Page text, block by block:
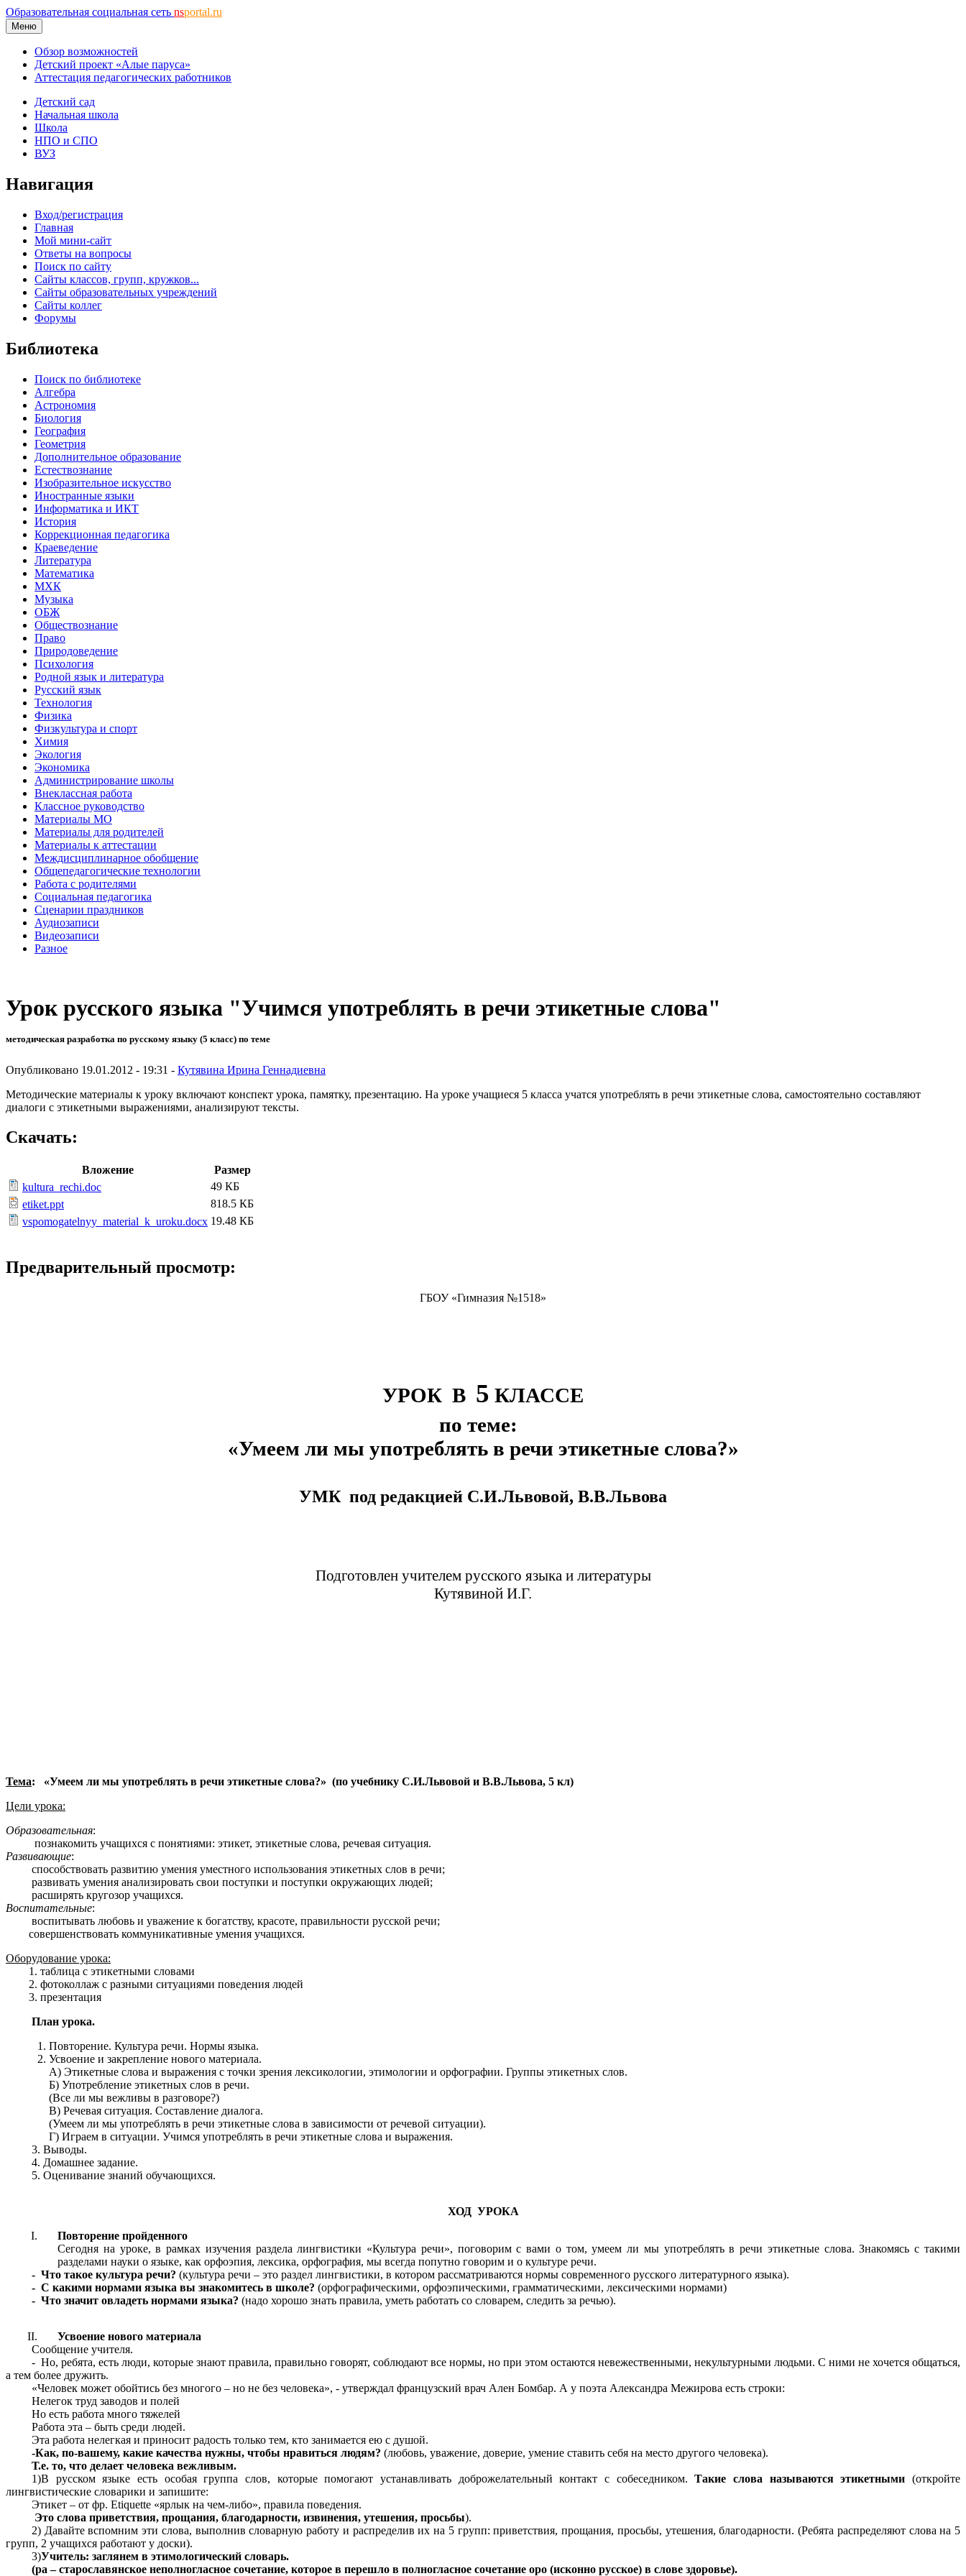
Образовательная социальная сеть nsportal.ru
Меню
Обзор возможностей
Детский проект «Алые паруса»
Аттестация педагогических работников
Детский сад
Начальная школа
Школа
НПО и СПО
ВУЗ
Навигация
Вход/регистрация
Главная
Мой мини-сайт
Ответы на вопросы
Поиск по сайту
Сайты классов, групп, кружков...
Сайты образовательных учреждений
Сайты коллег
Форумы
Библиотека
Поиск по библиотеке
Алгебра
Астрономия
Биология
География
Геометрия
Дополнительное образование
Естествознание
Изобразительное искусство
Иностранные языки
Информатика и ИКТ
История
Коррекционная педагогика
Краеведение
Литература
Математика
МХК
Музыка
ОБЖ
Обществознание
Право
Природоведение
Психология
Родной язык и литература
Русский язык
Технология
Физика
Физкультура и спорт
Химия
Экология
Экономика
Администрирование школы
Внеклассная работа
Классное руководство
Материалы МО
Материалы для родителей
Материалы к аттестации
Междисциплинарное обобщение
Общепедагогические технологии
Работа с родителями
Социальная педагогика
Сценарии праздников
Аудиозаписи
Видеозаписи
Разное
Урок русского языка "Учимся употреблять в речи этикетные слова"
методическая разработка по русскому языку (5 класс) по теме
Опубликовано 19.01.2012 - 19:31 - Кутявина Ирина Геннадиевна
Методические материалы к уроку включают конспект урока, памятку, презентацию. На уроке учащиеся 5 класса учатся употреблять в речи этикетные слова, самостоятельно составляют
диалоги с этикетными выражениями, анализируют тексты.
Скачать:
Вложение
Размер
kultura_rechi.doc
49 КБ
etiket.ppt
818.5 КБ
vspomogatelnyy_material_k_uroku.docx 19.48 КБ
Предварительный просмотр:
ГБОУ «Гимназия №1518»
УРОК В 5 КЛАССЕ
по теме:
«Умеем ли мы употреблять в речи этикетные слова?»
УМК под редакцией С.И.Львовой, В.В.Львова
Подготовлен учителем русского языка и литературы
Кутявиной И.Г.
Тема: «Умеем ли мы употреблять в речи этикетные слова?» (по учебнику С.И.Львовой и В.В.Львова, 5 кл)
Цели урока:
Образовательная:
познакомить учащихся с понятиями: этикет, этикетные слова, речевая ситуация.
Развивающие:
способствовать развитию умения уместного использования этикетных слов в речи;
развивать умения анализировать свои поступки и поступки окружающих людей;
расширять кругозор учащихся.
Воспитательные:
воспитывать любовь и уважение к богатству, красоте, правильности русской речи;
совершенствовать коммуникативные умения учащихся.
Оборудование урока:
таблица с этикетными словами
фотоколлаж с разными ситуациями поведения людей
презентация
План урока.
Повторение. Культура речи. Нормы языка.
Усвоение и закрепление нового материала.
А) Этикетные слова и выражения с точки зрения лексикологии, этимологии и орфографии. Группы этикетных слов.
Б) Употребление этикетных слов в речи.
(Все ли мы вежливы в разговоре?)
В) Речевая ситуация. Составление диалога.
(Умеем ли мы употреблять в речи этикетные слова в зависимости от речевой ситуации).
Г) Играем в ситуации. Учимся употреблять в речи этикетные слова и выражения.
3. Выводы.
4. Домашнее задание.
5. Оценивание знаний обучающихся.
ХОД УРОКА
Повторение пройденного
Сегодня на уроке, в рамках изучения раздела лингвистики «Культура речи», поговорим с вами о том, умеем ли мы употреблять в речи этикетные слова. Знакомясь с такими
разделами науки о языке, как орфоэпия, лексика, орфография, мы всегда попутно говорим и о культуре речи.
- Что такое культура речи? (культура речи – это раздел лингвистики, в котором рассматриваются нормы современного русского литературного языка).
- С какими нормами языка вы знакомитесь в школе? (орфографическими, орфоэпическими, грамматическими, лексическими нормами)
- Что значит овладеть нормами языка? (надо хорошо знать правила, уметь работать со словарем, следить за речью).
Усвоение нового материала
Сообщение учителя.
- Но, ребята, есть люди, которые знают правила, правильно говорят, соблюдают все нормы, но при этом остаются невежественными, некультурными людьми. С ними не хочется общаться,
а тем более дружить.
«Человек может обойтись без многого – но не без человека», - утверждал французский врач Ален Бомбар. А у поэта Александра Межирова есть строки:
Нелегок труд заводов и полей
Но есть работа много тяжелей
Работа эта – быть среди людей.
Эта работа нелегкая и приносит радость только тем, кто занимается ею с душой.
-Как, по-вашему, какие качества нужны, чтобы нравиться людям? (любовь, уважение, доверие, умение ставить себя на место другого человека).
Т.е. то, что делает человека вежливым.
1)В русском языке есть особая группа слов, которые помогают устанавливать доброжелательный контакт с собеседником.Такие слова называются этикетными (откройте
лингвистические словарики и запишите:
Этикет – от фр. Etiquette «ярлык на чем-либо», правила поведения.
Это слова приветствия, прощания, благодарности, извинения, утешения, просьбы).
2) Давайте вспомним эти слова, выполнив словарную работу и распределив их на 5 групп: приветствия, прощания, просьбы, утешения, благодарности. (Ребята распределяют слова на 5
групп, 2 учащихся работают у доски).
3)Учитель: заглянем в этимологический словарь.
(ра – старославянское неполногласное сочетание, которое в перешло в полногласное сочетание оро (исконно русское) в слове здоровье).